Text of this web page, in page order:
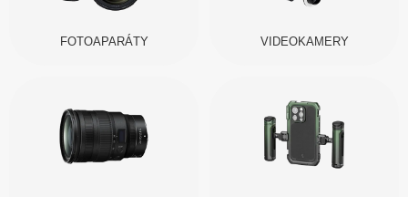
FOTOAPARÁTY VIDEOKAMERY